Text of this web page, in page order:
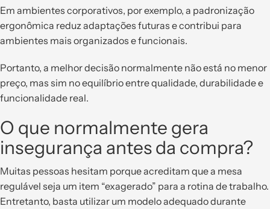
Em ambientes corporativos, por exemplo, a padronização
ergonômica reduz adaptações futuras e contribui para
ambientes mais organizados e funcionais.
Portanto, a melhor decisão normalmente não está no menor
preço, mas sim no equilíbrio entre qualidade, durabilidade e
funcionalidade real.
O que normalmente gera
insegurança antes da compra?
Muitas pessoas hesitam porque acreditam que a mesa
regulável seja um item “exagerado” para a rotina de trabalho.
Entretanto, basta utilizar um modelo adequado durante